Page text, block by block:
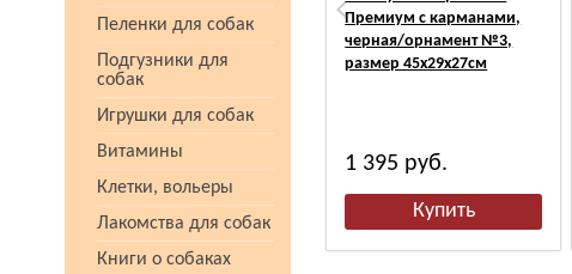
Пеленки для собак
Подгузники для
собак
Игрушки для собак
Витамины
Клетки, вольеры
Лакомства для собак
Книги о собаках
Премиум с карманами,
черная/орнамент №3,
размер 45х29х27см
1 395 руб.